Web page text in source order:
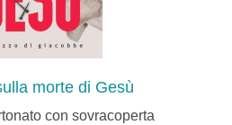
morte di Gesù
con sovracoperta